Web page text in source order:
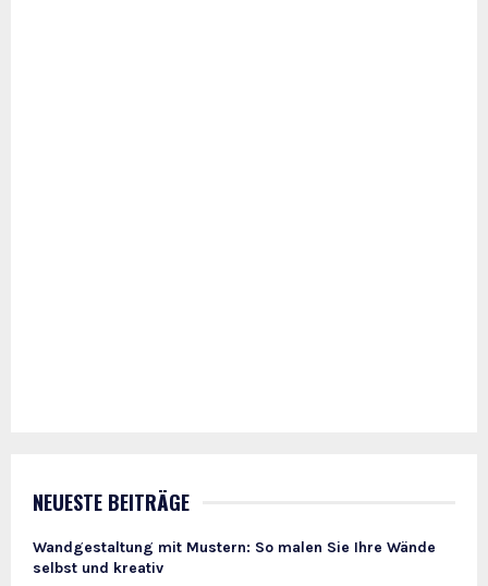
NEUESTE BEITRÄGE
Wandgestaltung mit Mustern: So malen Sie Ihre Wände
selbst und kreativ